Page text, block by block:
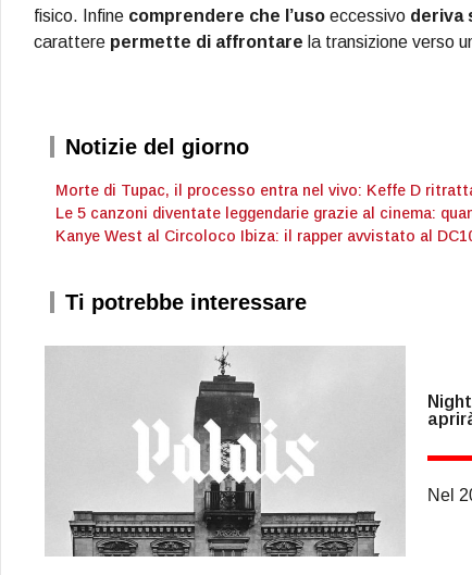
fisico. Infine comprendere che l’uso eccessivo deriva
carattere permette di affrontare la transizione verso
Notizie del giorno
Morte di Tupac, il processo entra nel vivo: Keffe D
Le 5 canzoni diventate leggendarie grazie al cinema:
Kanye West al Circoloco Ibiza: il rapper avvistato al
Ti potrebbe interessare
Nel